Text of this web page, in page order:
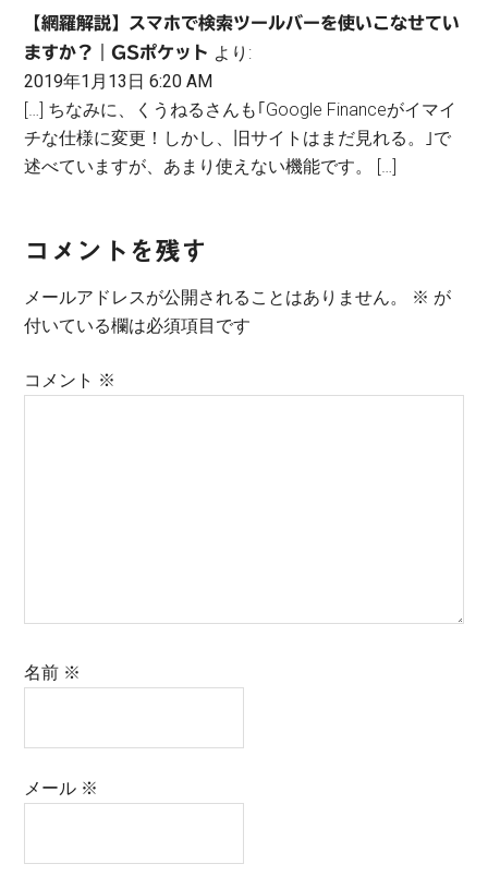
Interactions
【網羅解説】スマホで検索ツールバーを使いこなせてい
ますか？｜GSポケット より:
2019年1月13日 6:20 AM
[…] ちなみに、くうねるさんも｢Google Financeがイマイ
チな仕様に変更！しかし、旧サイトはまだ見れる。｣で
述べていますが、あまり使えない機能です。 […]
コメントを残す
メールアドレスが公開されることはありません。 ※ が
付いている欄は必須項目です
コメント ※
名前 ※
メール ※